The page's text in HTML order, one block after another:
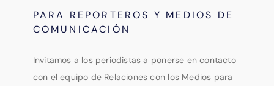
PARA REPORTEROS Y MEDIOS DE
COMUNICACIÓN
Invitamos a los periodistas a ponerse en contacto
con el equipo de Relaciones con los Medios para